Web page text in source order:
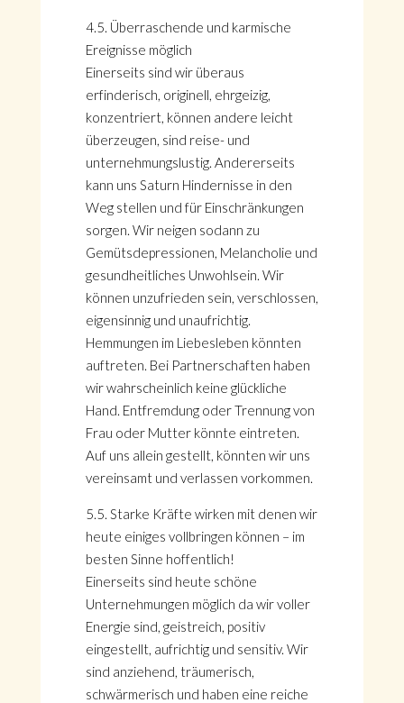
4.5. Überraschende und karmische
Ereignisse möglich
Einerseits sind wir überaus
erfinderisch, originell, ehrgeizig,
konzentriert, können andere leicht
überzeugen, sind reise- und
unternehmungslustig. Andererseits
kann uns Saturn Hindernisse in den
Weg stellen und für Einschränkungen
sorgen. Wir neigen sodann zu
Gemütsdepressionen, Melancholie und
gesundheitliches Unwohlsein. Wir
können unzufrieden sein, verschlossen,
eigensinnig und unaufrichtig.
Hemmungen im Liebesleben könnten
auftreten. Bei Partnerschaften haben
wir wahrscheinlich keine glückliche
Hand. Entfremdung oder Trennung von
Frau oder Mutter könnte eintreten.
Auf uns allein gestellt, könnten wir uns
vereinsamt und verlassen vorkommen.
5.5. Starke Kräfte wirken mit denen wir
heute einiges vollbringen können – im
besten Sinne hoffentlich!
Einerseits sind heute schöne
Unternehmungen möglich da wir voller
Energie sind, geistreich, positiv
eingestellt, aufrichtig und sensitiv. Wir
sind anziehend, träumerisch,
schwärmerisch und haben eine reiche